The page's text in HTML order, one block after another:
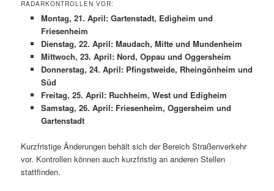
RADARKONTROLLEN VOR:
Montag, 21. April: Gartenstadt, Edigheim und
Friesenheim
Dienstag, 22. April: Maudach, Mitte und Mundenheim
Mittwoch, 23. April: Nord, Oppau und Oggersheim
Donnerstag, 24. April: Pfingstweide, Rheingönheim und
Süd
Freitag, 25. April: Ruchheim, West und Edigheim
Samstag, 26. April: Friesenheim, Oggersheim und
Gartenstadt
Kurzfristige Änderungen behält sich der Bereich Straßenverkehr
vor. Kontrollen können auch kurzfristig an anderen Stellen
stattfinden.